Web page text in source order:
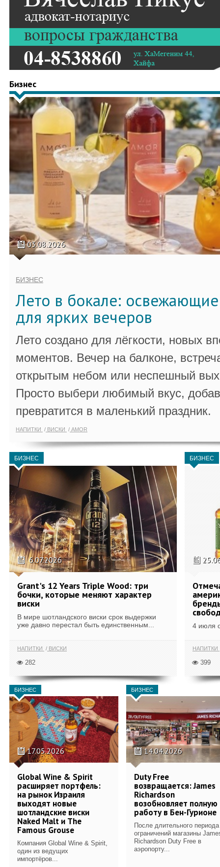
Бизнес
03.08.2026
БИЗНЕС
Лето в бокале:
для ярких вечеров
Лето создано для лёгкости, новых
моментов. Вечер на балконе,
открытым небом или неспешный
Просто выбери любимый вкус,
превратится в маленький праздник.
НАПИТКИ ВИСКИ AMOR
БИЗНЕС
6.07.2026
Grant's 12 Years Triple Wood: три
бочки, которые меняют характер
виски
В мире шотландского виски срок выдержки
уже давно перестал быть единственным...
НАПИТКИ ВИСКИ
282
БИЗНЕС
4 июля
НАПИТКИ
399
БИЗНЕС
17.05.2026
Global Wine & Spirit
расширяет портфель:
на рынок Израиля
выходят новые
шотландские виски
Naked Malt и The
Famous Grouse
Компания Global Wine & Spirit,
один из ведущих
импортёров...
БИЗНЕС
14.04.2026
Duty Free
возвращается: James
Richardson
возобновляет полную
работу в Бен-Гурионе
После длительного периода
ограничений магазины
Richardson Duty Free в
аэропорту...